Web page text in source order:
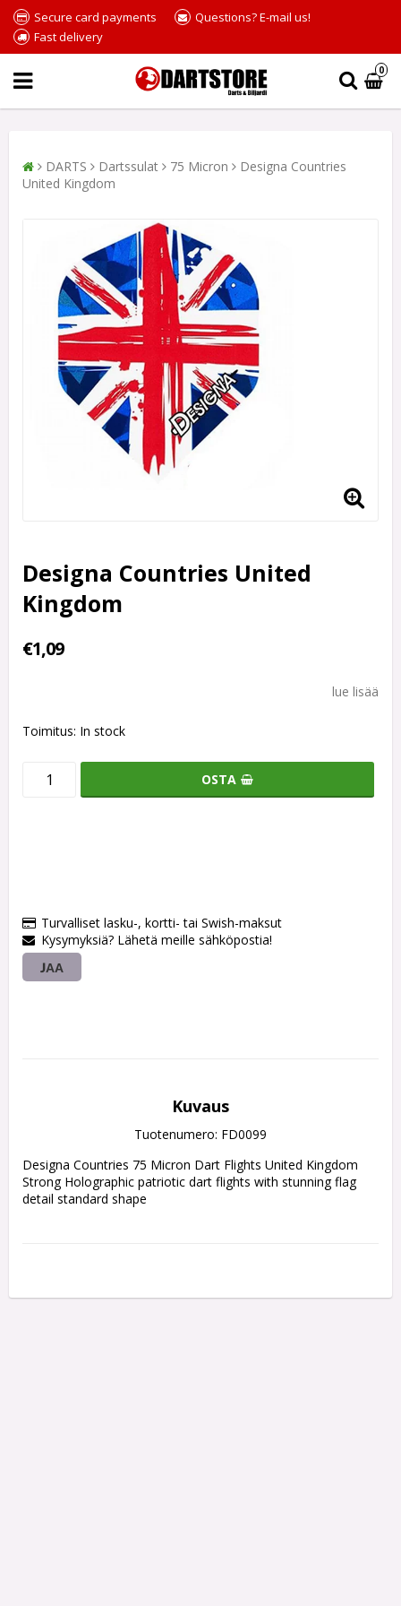
Secure card payments
Questions? E-mail us!
Fast delivery
0
DARTS Dartssulat 75 Micron
Designa Countries
United Kingdom
Designa Countries United
Kingdom
€1,09
lue lisää
Toimitus: In stock
OSTA
Turvalliset lasku-, kortti- tai Swish-maksut
Kysymyksiä? Lähetä meille sähköpostia!
JAA
Kuvaus
Tuotenumero: FD0099
Designa Countries 75 Micron Dart Flights United Kingdom
Strong Holographic patriotic dart flights with stunning flag
detail standard shape